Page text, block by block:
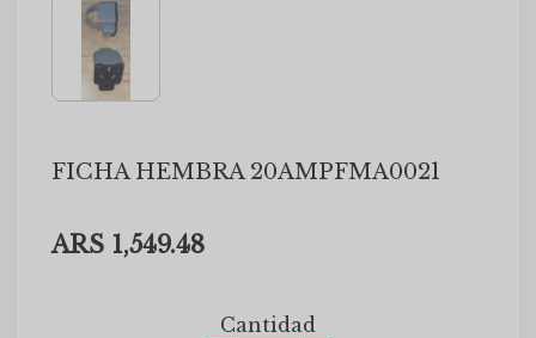
FICHA HEMBRA 20AMPFMA0021
ARS 1,549.48
Cantidad